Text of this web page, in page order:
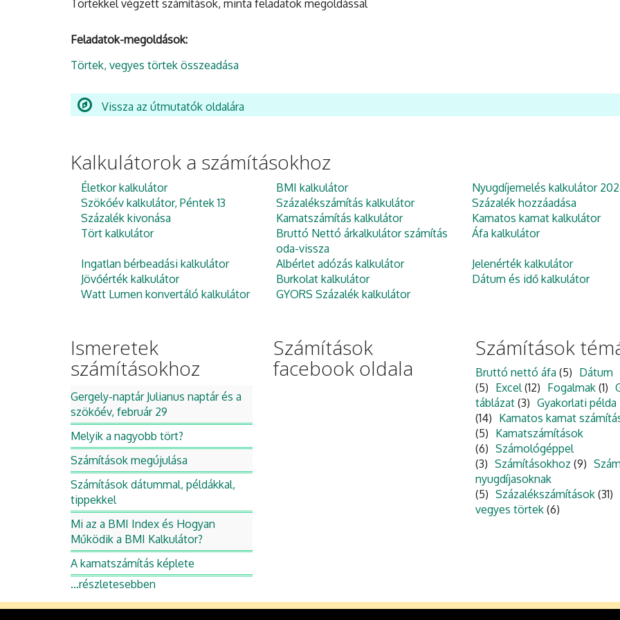
Törtekkel végzett számítások, minta feladatok megoldással
Feladatok-megoldások:
Törtek, vegyes törtek összeadása
Vissza az útmutatók oldalára
Kalkulátorok a számításokhoz
Életkor kalkulátor BMI kalkulátor
Nyugdíjemelés kalkulátor
Szökőév kalkulátor, Péntek 13
Százalékszámítás kalkulátor
Százalék hozzáadása
Százalék kivonása
Kamatszámítás kalkulátor
Kamatos kamat kalkulátor
Tört kalkulátor
Bruttó Nettó árkalkulátor számítás
oda-vissza
Áfa kalkulátor
Ingatlan bérbeadási kalkulátor Albérlet adózás kalkulátor
Jelenérték kalkulátor
Jövőérték kalkulátor
Burkolat kalkulátor
Dátum és idő kalkulátor
Watt Lumen konvertáló kalkulátor
GYORS Százalék kalkulátor
Ismeretek
számításokhoz
Gergely-naptár Julianus naptár és a
szökőév, február 29
Melyik a nagyobb tört?
Számítások megújulása
Számítások dátummal, példákkal,
tippekkel
Mi az a BMI Index és Hogyan
Működik a BMI Kalkulátor?
A kamatszámítás képlete
...részletesebben
Számítások
facebook oldala
Számítások
Bruttó nettó áfa (5) Dátum
(5) Excel(12) Fogalmak (1)
táblázat (3) Gyakorlati példa
(14) Kamatos kamat
(5) Kamatszámítások
(6) Számológéppel
(3) Számításokhoz (9)
nyugdíjasoknak
(5) Százalékszámítások (31)
vegyes törtek (6)